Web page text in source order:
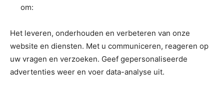
om:
Het leveren, onderhouden en verbeteren van onze
website en diensten. Met u communiceren, reageren op
uw vragen en verzoeken. Geef gepersonaliseerde
advertenties weer en voer data-analyse uit.